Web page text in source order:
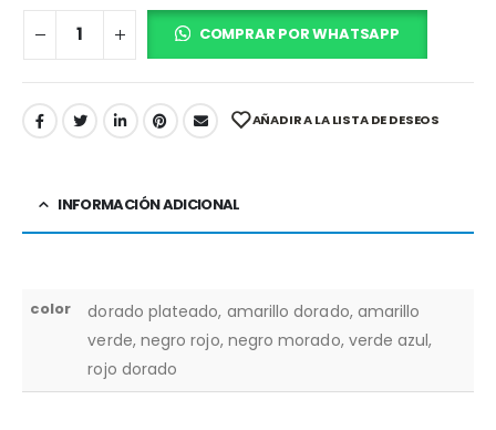
COMPRAR POR WHATSAPP
AÑADIR A LA LISTA DE DESEOS
INFORMACIÓN ADICIONAL
color
dorado plateado, amarillo dorado, amarillo
verde, negro rojo, negro morado, verde azul,
rojo dorado